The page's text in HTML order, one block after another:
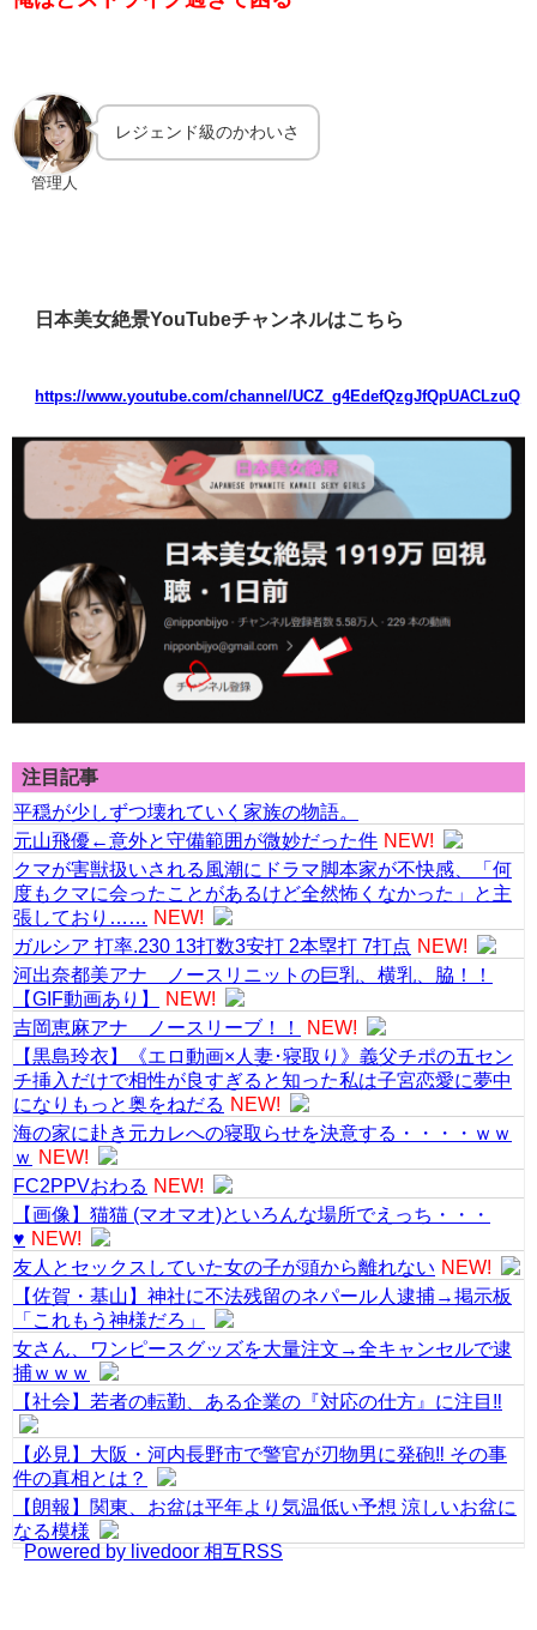
管理人
レジェンド級のかわいさ
日本美女絶景YouTubeチャンネルはこちら
https://www.youtube.com/channel/UCZ_g4EdefQzgJfQpUACLzuQ
注目記事
平穏が少しずつ壊れていく家族の物語。
元山飛優←意外と守備範囲が微妙だった件 NEW!
クマが害獣扱いされる風潮にドラマ脚本家が不快感、「何
度もクマに会ったことがあるけど全然怖くなかった」と主
張しており…… NEW!
ガルシア 打率.230 13打数3安打 2本塁打 7打点 NEW!
河出奈都美アナ ノースリニットの巨乳、横乳、脇！！
【GIF動画あり】
NEW!
吉岡恵麻アナ ノースリーブ！！
NEW!
【黒島玲衣】《エロ動画×人妻･寝取り》義父チポの五セン
チ挿入だけで相性が良すぎると知った私は子宮恋愛に夢中
になりもっと奥をねだる NEW!
海の家に赴き元カレへの寝取らせを決意する・・・・ｗｗ
ｗ
NEW!
FC2PPVおわる NEW!
【画像】猫猫 (マオマオ)といろんな場所でえっち・・・
♥ NEW!
友人とセックスしていた女の子が頭から離れない NEW!
【佐賀・基山】神社に不法残留のネパール人逮捕→掲示板
「これもう神様だろ」
女さん、ワンピースグッズを大量注文→全キャンセルで逮
捕ｗｗｗ
【社会】若者の転勤、ある企業の『対応の仕方』に注目‼
【必見】大阪・河内長野市で警官が刃物男に発砲‼ その事
件の真相とは？
【朗報】関東、お盆は平年より気温低い予想 涼しいお盆に
なる模様
Powered by livedoor 相互RSS